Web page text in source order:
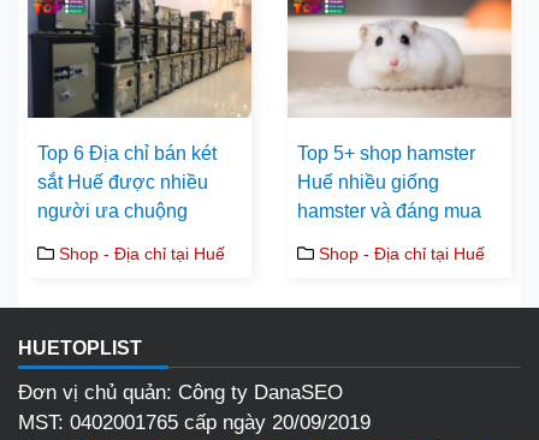
Top 6 Địa chỉ bán két
sắt Huế được nhiều
người ưa chuộng
Shop - Địa chỉ tại Huế
Top 5+ shop hamster
Huế nhiều giống
hamster và đáng mua
Shop - Địa chỉ tại Huế
HUETOPLIST
Đơn vị chủ quản: Công ty DanaSEO
MST: 0402001765 cấp ngày 20/09/2019